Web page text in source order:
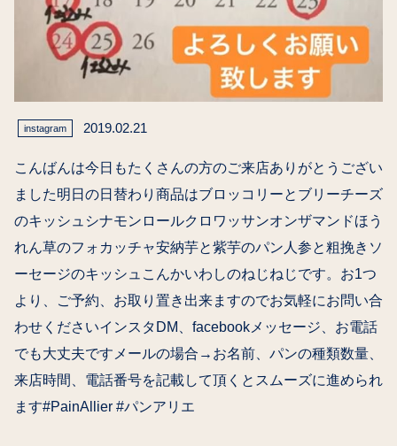
instagram 2019.02.21
こんばんは今日もたくさんの方のご来店ありがとうござい
ました明日の日替わり商品はブロッコリーとブリーチーズ
のキッシュシナモンロールクロワッサンオンザマンドほう
れん草のフォカッチャ安納芋と紫芋のパン人参と粗挽きソ
ーセージのキッシュこんかいわしのねじねじです。お1つ
より、ご予約、お取り置き出来ますのでお気軽にお問い合
わせくださいインスタDM、facebookメッセージ、お電話
でも大丈夫ですメールの場合→お名前、パンの種類数量、
来店時間、電話番号を記載して頂くとスムーズに進められ
ます#PainAllier #パンアリエ